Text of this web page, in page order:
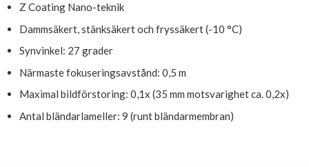
Z Coating Nano-teknik
Dammsäkert, stänksäkert och fryssäkert (-10 °C)
Synvinkel: 27 grader
Närmaste fokuseringsavstånd: 0,5 m
Maximal bildförstoring: 0,1x (35 mm motsvarighet ca. 0,2x)
Antal bländarlameller: 9 (runt bländarmembran)